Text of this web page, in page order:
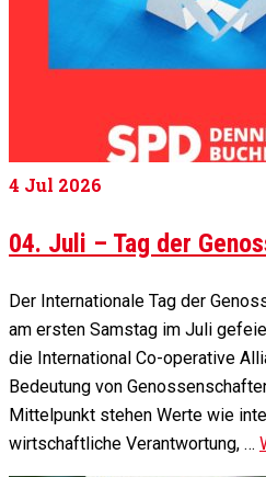
4 Jul 2026
04. Juli – Tag der
Der Internationale Tag der
am ersten Samstag im Juli
die International Co-operative
Bedeutung von
Mittelpunkt stehen Werte wie
wirtschaftliche Verantwortung, …